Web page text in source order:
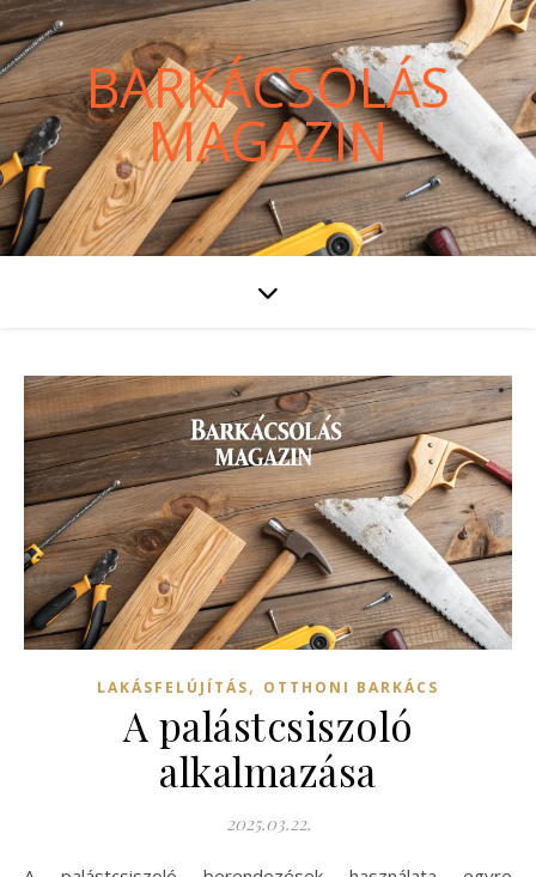
BARKÁCSOLÁS
MAGAZIN
LAKÁSFELÚJÍTÁS, OTTHONI BARKÁCS
A palástcsiszoló
alkalmazása
2025.03.22.